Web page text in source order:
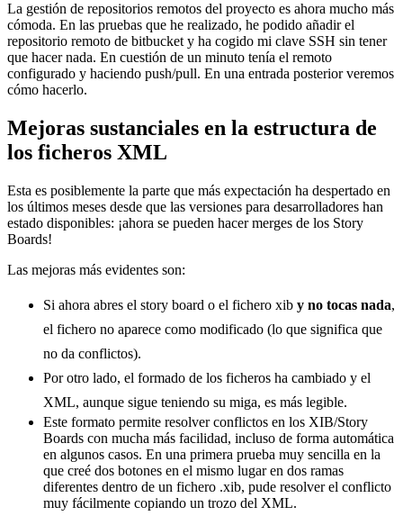
La gestión de repositorios remotos del proyecto es ahora mucho más
cómoda. En las pruebas que he realizado, he podido añadir el
repositorio remoto de bitbucket y ha cogido mi clave SSH sin tener
que hacer nada. En cuestión de un minuto tenía el remoto
configurado y haciendo push/pull. En una entrada posterior veremos
cómo hacerlo.
Mejoras sustanciales en la estructura de
los ficheros XML
Esta es posiblemente la parte que más expectación ha despertado en
los últimos meses desde que las versiones para desarrolladores han
estado disponibles: ¡ahora se pueden hacer merges de los Story
Boards!
Las mejoras más evidentes son:
Si ahora abres el story board o el fichero xib y no tocas nada,
el fichero no aparece como modificado (lo que significa que
no da conflictos).
Por otro lado, el formado de los ficheros ha cambiado y el
XML, aunque sigue teniendo su miga, es más legible.
Este formato permite resolver conflictos en los XIB/Story
Boards con mucha más facilidad, incluso de forma automática
en algunos casos. En una primera prueba muy sencilla en la
que creé dos botones en el mismo lugar en dos ramas
diferentes dentro de un fichero .xib, pude resolver el conflicto
muy fácilmente copiando un trozo del XML.